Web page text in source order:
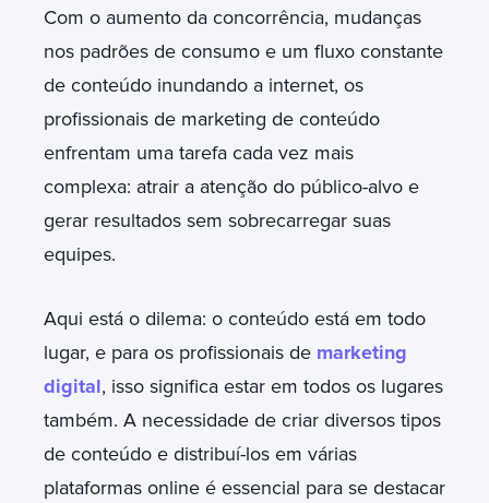
Com o aumento da concorrência, mudanças
nos padrões de consumo e um fluxo constante
de conteúdo inundando a internet, os
profissionais de marketing de conteúdo
enfrentam uma tarefa cada vez mais
complexa: atrair a atenção do público-alvo e
gerar resultados sem sobrecarregar suas
equipes.
Aqui está o dilema: o conteúdo está em todo
lugar, e para os profissionais de marketing
digital, isso significa estar em todos os lugares
também. A necessidade de criar diversos tipos
de conteúdo e distribuí-los em várias
plataformas online é essencial para se destacar